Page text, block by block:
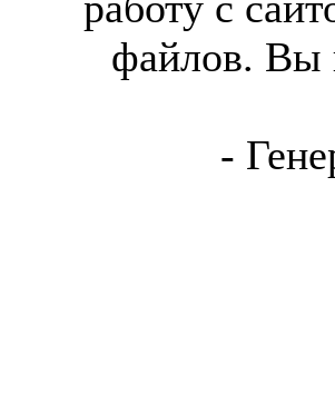
файлов. Вы
-